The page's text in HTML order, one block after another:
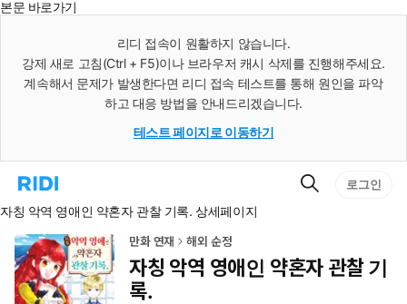
본문 바로가기
리디 접속이 원활하지 않습니다.
강제 새로 고침(Ctrl + F5)이나 브라우저 캐시 삭제를 진행해주세요.
계속해서 문제가 발생한다면 리디 접속 테스트를 통해 원인을 파악
하고 대응 방법을 안내드리겠습니다.
테스트 페이지로 이동하기
리
홈
로
이
동
검
로그인
자칭 악역 영애인 약혼자 관찰 기록. 상세페이지
만화 연재 해외 순정
자칭 악역 영애인 약혼자 관찰 기
록.